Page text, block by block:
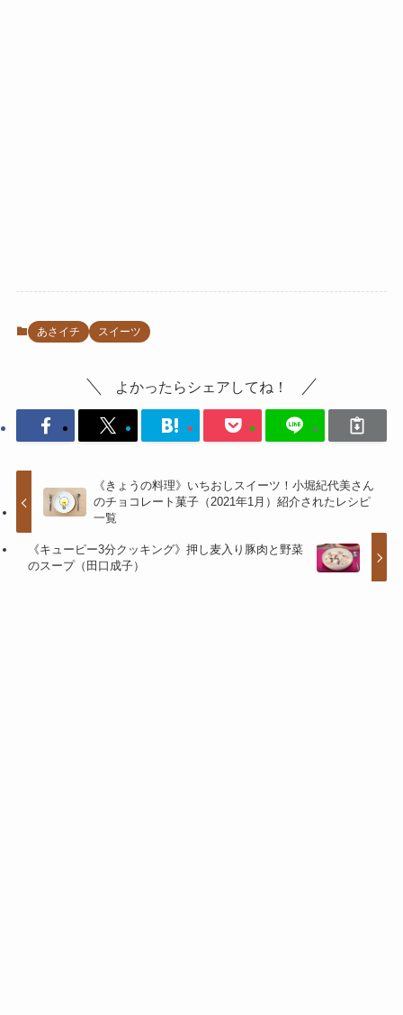
あさイチ スイーツ
よかったらシェアしてね！
《きょうの料理》いちおしスイーツ！小堀紀代美さん
のチョコレート菓子（2021年1月）紹介されたレシピ
一覧
《キューピー3分クッキング》押し麦入り豚肉と野菜
のスープ（田口成子）